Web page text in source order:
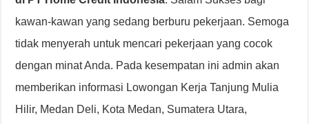
kawan-kawan yang sedang berburu pekerjaan. Semoga
tidak menyerah untuk mencari pekerjaan yang cocok
dengan minat Anda. Pada kesempatan ini admin akan
memberikan informasi Lowongan Kerja Tanjung Mulia
Hilir, Medan Deli, Kota Medan, Sumatera Utara,